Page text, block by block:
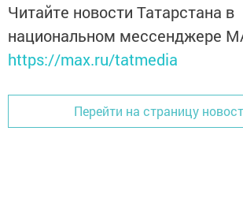
Читайте новости Татарстана в
национальном мессенджере
https://max.ru/tatmedia
Перейти на страницу